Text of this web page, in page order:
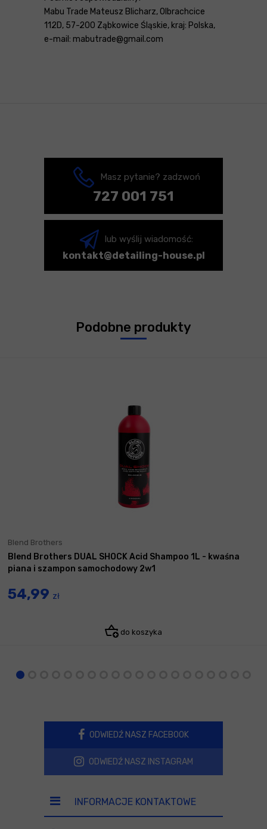
Mabu Trade Mateusz Blicharz, Olbrachcice
112D, 57-200 Ząbkowice Śląskie, kraj: Polska,
e-mail: mabutrade@gmail.com
Masz pytanie? zadzwoń
727 001 751
lub wyślij wiadomość:
kontakt@detailing-house.pl
Podobne produkty
Blend Brothers
Blend Brothers DUAL SHOCK Acid Shampoo 1L - kwaśna
piana i szampon samochodowy 2w1
54,99 zł
do koszyka
ODWIEDŹ NASZ FACEBOOK
ODWIEDŹ NASZ INSTAGRAM
INFORMACJE KONTAKTOWE